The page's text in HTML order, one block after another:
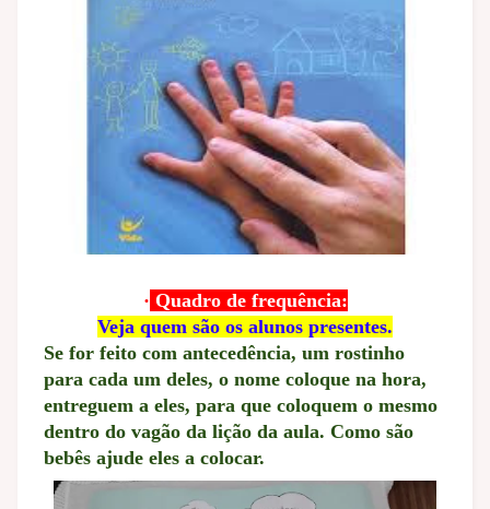
· Quadro de frequência:
Veja quem são os alunos presentes.
Se for feito com antecedência, um rostinho
para cada um deles, o nome coloque na hora,
entreguem a eles, para que coloquem o mesmo
dentro do vagão da lição da aula. Como são
bebês ajude eles a colocar.